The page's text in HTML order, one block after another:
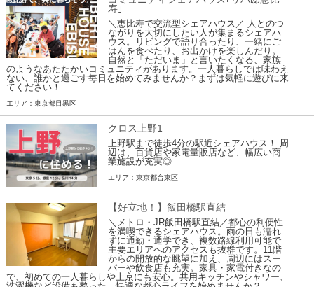
寿｣
＼恵比寿で交流型シェアハウス／ 人とのつ
ながりを大切にしたい人が集まるシェアハ
ウス。リビングで語り合ったり、一緒にご
はんを食べたり、お出かけを楽しんだり。
自然と「ただいま」と言いたくなる、家族
のようなあたたかいコミュニティがあります。一人暮らしでは味わえ
ない、誰かと過ごす毎日を始めてみませんか？まずは気軽に遊びに来
てください！
エリア：東京都目黒区
クロス上野1
上野駅まで徒歩4分の駅近シェアハウス！ 周
辺は、百貨店や家電量販店など、幅広い商
業施設が充実◎
エリア：東京都台東区
【好立地！】飯田橋駅直結
＼メトロ・JR飯田橋駅直結／都心の利便性
を満喫できるシェアハウス。雨の日も濡れ
ずに通勤・通学でき、複数路線利用可能で
主要エリアへのアクセスも抜群です。11階
からの開放的な眺望に加え、周辺にはスー
パーや飲食店も充実。家具・家電付きなの
で、初めての一人暮らしや上京にも安心。共用キッチンやシャワー、